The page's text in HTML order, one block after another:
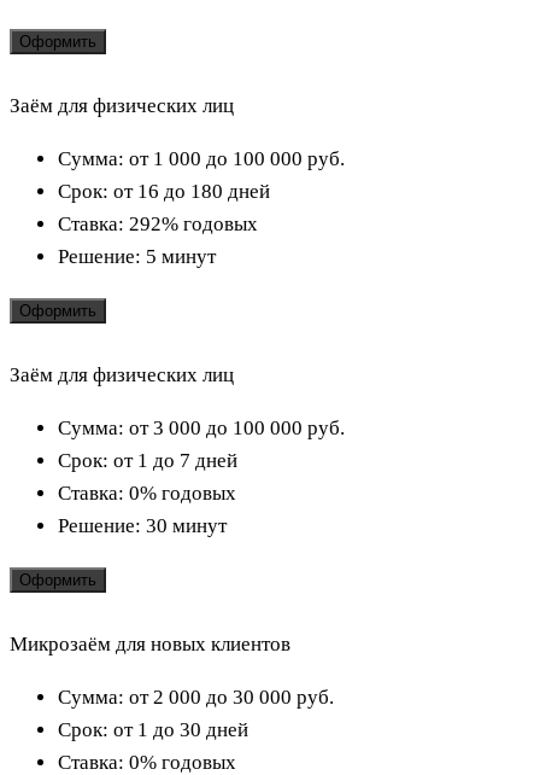
Оформить
Заём для физических лиц
Сумма: от 1 000 до 100 000 руб.
Срок: от 16 до 180 дней
Ставка: 292% годовых
Решение: 5 минут
Оформить
Заём для физических лиц
Сумма: от 3 000 до 100 000 руб.
Срок: от 1 до 7 дней
Ставка: 0% годовых
Решение: 30 минут
Оформить
Микрозаём для новых клиентов
Сумма: от 2 000 до 30 000 руб.
Срок: от 1 до 30 дней
Ставка: 0% годовых